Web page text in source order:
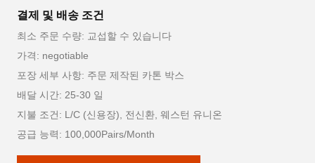
결제 및 배송 조건
최소 주문 수량: 교섭할 수 있습니다
가격: negotiable
포장 세부 사항: 주문 제작된 카톤 박스
배달 시간: 25-30 일
지불 조건: L/C (신용장), 전신환, 웨스턴 유니온
공급 능력: 100,000Pairs/Month